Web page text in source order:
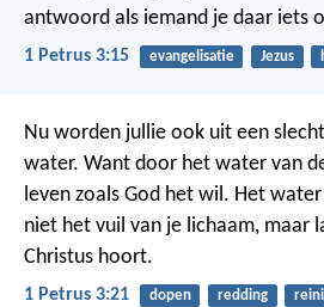
antwoord als iemand je daar iets
1 Petrus 3:15 evangelisatie Jezus
Nu worden jullie ook uit een
water. Want door het water van
leven zoals God het wil. Het
niet het vuil van je lichaam, maar
Christus hoort.
1 Petrus 3:21 dopen redding